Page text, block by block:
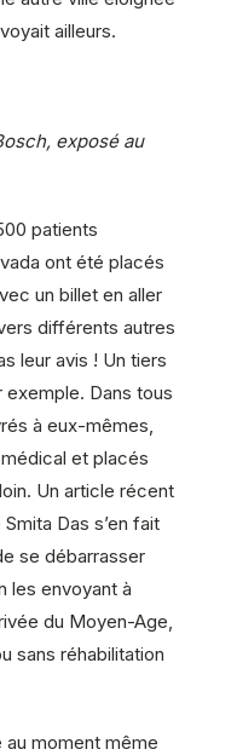
ailleurs.
exposé au
patients
ont été placés
un billet en aller
différents autres
leur avis ! Un tiers
Dans tous
à eux-mêmes,
et placés
Un article récent
Das s’en fait
se débarrasser
les envoyant à
du Moyen-Age,
sans réhabilitation
moment même